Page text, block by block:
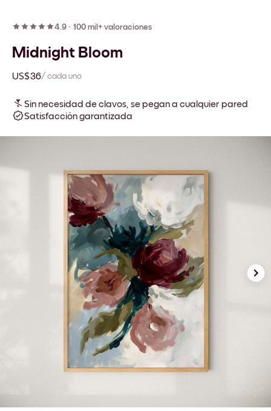
4.9 · 100 mil+ valoraciones
Midnight Bloom
US$36/ cada uno
Sin necesidad de clavos, se pegan a cualquier pared
Satisfacción garantizada